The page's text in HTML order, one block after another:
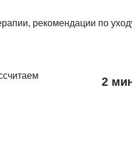
рекомендации по
2